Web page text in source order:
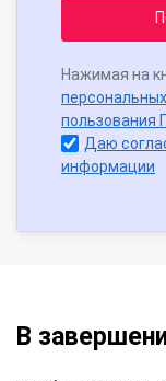
Нажимая на
пользования
Даю
информации
В